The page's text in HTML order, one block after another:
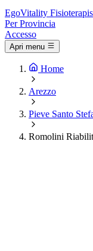
EgoVitality
Per Provincia
Accesso
Apri menu
Home
Arezzo
Pieve Santo
Romolini